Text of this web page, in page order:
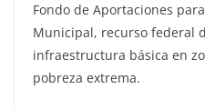
Fondo de Aportaciones
Municipal, recurso federal
infraestructura básica en
pobreza extrema.